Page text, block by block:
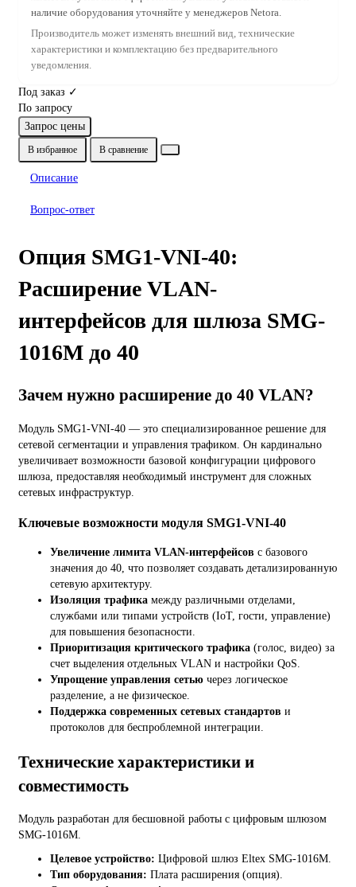
наличие оборудования уточняйте у менеджеров Netora.
Производитель может изменять внешний вид, технические
характеристики и комплектацию без предварительного
уведомления.
Под заказ ✓
По запросу
Запрос цены
В избранное В сравнение
Описание
Вопрос-ответ
Опция SMG1-VNI-40:
Расширение VLAN-
интерфейсов для шлюза SMG-
1016M до 40
Зачем нужно расширение до 40 VLAN?
Модуль SMG1-VNI-40 — это специализированное решение для
сетевой сегментации и управления трафиком. Он кардинально
увеличивает возможности базовой конфигурации цифрового
шлюза, предоставляя необходимый инструмент для сложных
сетевых инфраструктур.
Ключевые возможности модуля SMG1-VNI-40
Увеличение лимита VLAN-интерфейсов с базового
значения до 40, что позволяет создавать детализированную
сетевую архитектуру.
Изоляция трафика между различными отделами,
службами или типами устройств (IoT, гости, управление)
для повышения безопасности.
Приоритизация критического трафика (голос, видео) за
счет выделения отдельных VLAN и настройки QoS.
Упрощение управления сетью через логическое
разделение, а не физическое.
Поддержка современных сетевых стандартов и
протоколов для беспроблемной интеграции.
Технические характеристики и
совместимость
Модуль разработан для бесшовной работы с цифровым шлюзом
SMG-1016M.
Целевое устройство: Цифровой шлюз Eltex SMG-1016M.
Тип оборудования: Плата расширения (опция).